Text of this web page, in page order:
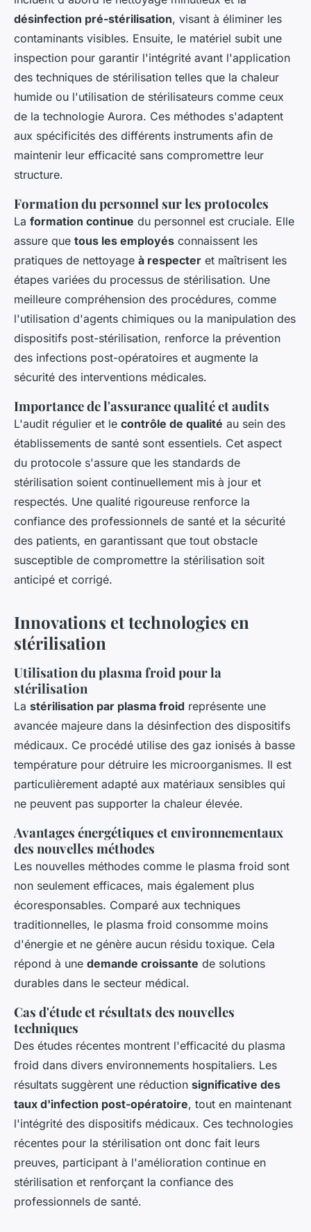
désinfection pré-stérilisation, visant à éliminer les
contaminants visibles. Ensuite, le matériel subit une
inspection pour garantir l'intégrité avant l'application
des techniques de stérilisation telles que la chaleur
humide ou l'utilisation de stérilisateurs comme ceux
de la technologie Aurora. Ces méthodes s'adaptent
aux spécificités des différents instruments afin de
maintenir leur efficacité sans compromettre leur
structure.
Formation du personnel sur les protocoles
La formation continue du personnel est cruciale. Elle
assure que tous les employés connaissent les
pratiques de nettoyage à respecter et maîtrisent les
étapes variées du processus de stérilisation. Une
meilleure compréhension des procédures, comme
l'utilisation d'agents chimiques ou la manipulation des
dispositifs post-stérilisation, renforce la prévention
des infections post-opératoires et augmente la
sécurité des interventions médicales.
Importance de l'assurance qualité et audits
L'audit régulier et le contrôle de qualité au sein des
établissements de santé sont essentiels. Cet aspect
du protocole s'assure que les standards de
stérilisation soient continuellement mis à jour et
respectés. Une qualité rigoureuse renforce la
confiance des professionnels de santé et la sécurité
des patients, en garantissant que tout obstacle
susceptible de compromettre la stérilisation soit
anticipé et corrigé.
Innovations et technologies en
stérilisation
Utilisation du plasma froid pour la
stérilisation
La stérilisation par plasma froid représente une
avancée majeure dans la désinfection des dispositifs
médicaux. Ce procédé utilise des gaz ionisés à basse
température pour détruire les microorganismes. Il est
particulièrement adapté aux matériaux sensibles qui
ne peuvent pas supporter la chaleur élevée.
Avantages énergétiques et environnementaux
des nouvelles méthodes
Les nouvelles méthodes comme le plasma froid sont
non seulement efficaces, mais également plus
écoresponsables. Comparé aux techniques
traditionnelles, le plasma froid consomme moins
d'énergie et ne génère aucun résidu toxique. Cela
répond à une demande croissante de solutions
durables dans le secteur médical.
Cas d'étude et résultats des nouvelles
techniques
Des études récentes montrent l'efficacité du plasma
froid dans divers environnements hospitaliers. Les
résultats suggèrent une réduction significative des
taux d'infection post-opératoire, tout en maintenant
l'intégrité des dispositifs médicaux. Ces technologies
récentes pour la stérilisation ont donc fait leurs
preuves, participant à l'amélioration continue en
stérilisation et renforçant la confiance des
professionnels de santé.